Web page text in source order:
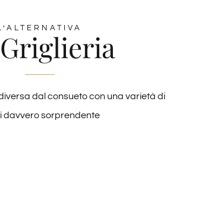
dal consueto con una varietà di
davvero sorprendente